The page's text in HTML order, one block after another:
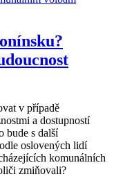
v případě
a dostupností
bude s další
oslovených lidí
komunálních
zmiňovali?